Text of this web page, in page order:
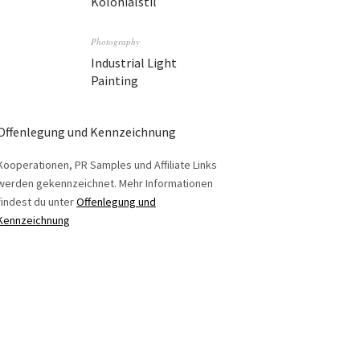
Photography
Industrial Light
Painting
und Kennzeichnung
PR Samples und Affiliate Links
gekennzeichnet. Mehr Informationen
du unterOffenlegung und